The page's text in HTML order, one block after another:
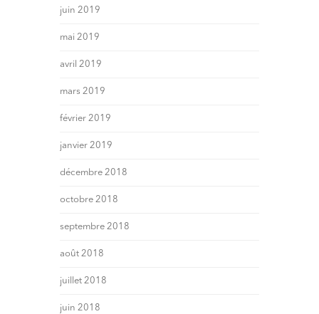
juin 2019
mai 2019
avril 2019
mars 2019
février 2019
janvier 2019
décembre 2018
octobre 2018
septembre 2018
août 2018
juillet 2018
juin 2018